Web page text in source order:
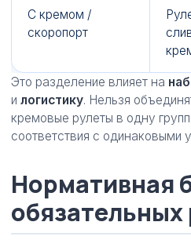
С кремом /
скоропорт
Это разделение влияет на
и логистику. Нельзя
кремовые рулеты в одну
соответствия с одинаковыми
Нормативная
обязательных